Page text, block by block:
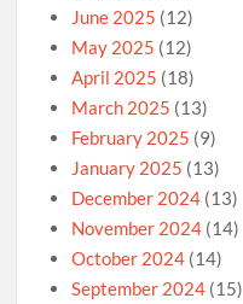
June 2025 (12)
May 2025 (12)
April 2025 (18)
March 2025 (13)
February 2025 (9)
January 2025 (13)
December 2024 (13)
November 2024 (14)
October 2024 (14)
September 2024 (15)